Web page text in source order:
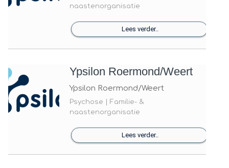
naastenorganisatie
Lees verder..
Ypsilon Roermond/Weert
Ypsilon Roermond/Weert
Psychose | Familie- &
naastenorganisatie
Lees verder..